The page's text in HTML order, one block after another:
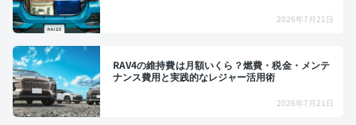
2026年7月21日
RAV4の維持費は月額いくら？燃費・税金・メンテ
ナンス費用と実践的なレジャー活用術
2026年7月21日